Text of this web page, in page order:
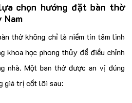
chọn hướng đặt bàn thờ
Nam
thờ không chỉ là niềm tin tâm linh
khoa học phong thủy để điều chỉnh
nhà. Một ban thờ được an vị đúng
giá trị cốt lõi sau: